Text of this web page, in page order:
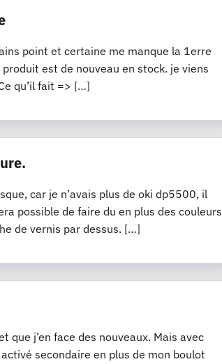
point et certaine me manque la 1erre
est de nouveau en stock. je viens
qu’il fait => […]
car je n’avais plus de oki dp5500, il
possible de faire du en plus des couleurs
de vernis par dessus. […]
que j’en face des nouveaux. Mais avec
secondaire en plus de mon boulot